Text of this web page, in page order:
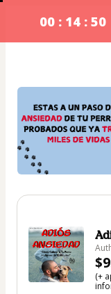
00 : 14 : 50
(+